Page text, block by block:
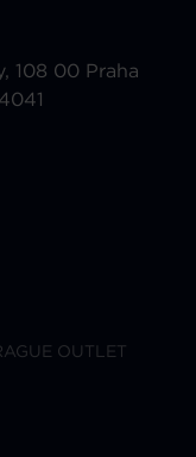
108 00 Praha
OUTLET